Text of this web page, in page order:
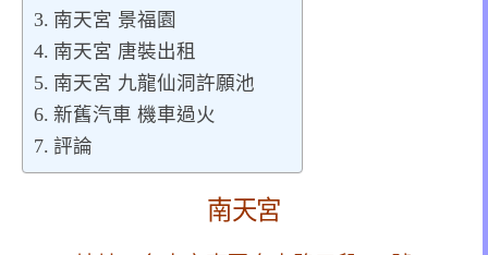
南天宮 景福園
南天宮 唐裝出租
南天宮 九龍仙洞許願池
新舊汽車 機車過火
評論
南天宮